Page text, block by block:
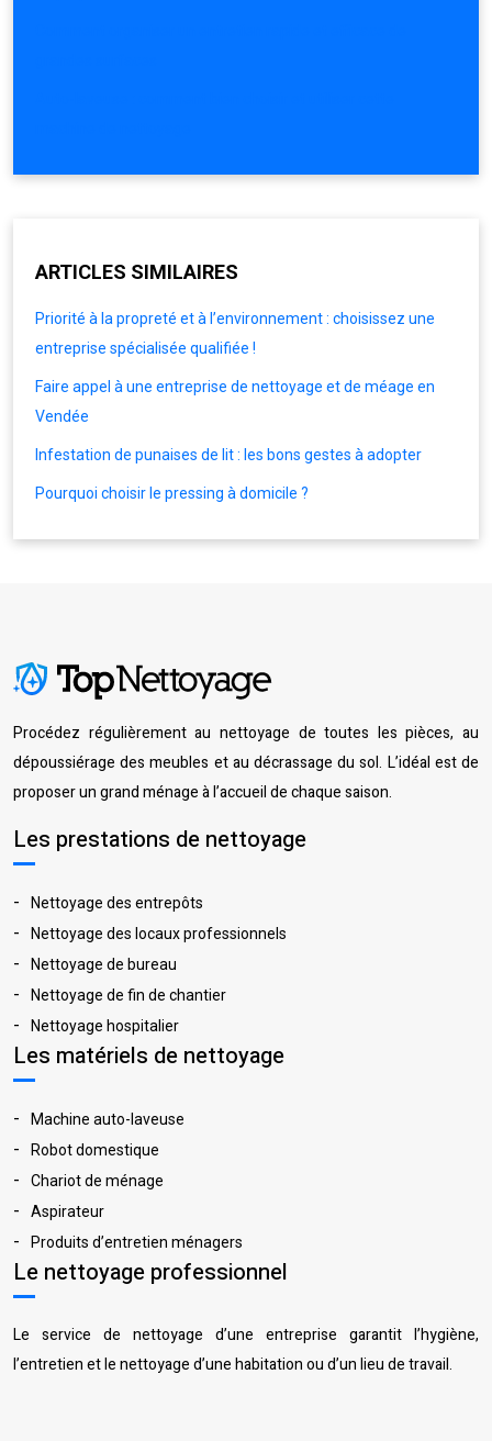
ARTICLES SIMILAIRES
Priorité à la propreté et à l’environnement : choisissez une
entreprise spécialisée qualifiée !
Faire appel à une entreprise de nettoyage et de méage en
Vendée
Infestation de punaises de lit : les bons gestes à adopter
Pourquoi choisir le pressing à domicile ?
Procédez régulièrement au nettoyage de toutes les pièces, au
dépoussiérage des meubles et au décrassage du sol. L’idéal est de
proposer un grand ménage à l’accueil de chaque saison.
Les prestations de nettoyage
Nettoyage des entrepôts
Nettoyage des locaux professionnels
Nettoyage de bureau
Nettoyage de fin de chantier
Nettoyage hospitalier
Les matériels de nettoyage
Machine auto-laveuse
Robot domestique
Chariot de ménage
Aspirateur
Produits d’entretien ménagers
Le nettoyage professionnel
Le service de nettoyage d’une entreprise garantit l’hygiène,
l’entretien et le nettoyage d’une habitation ou d’un lieu de travail.